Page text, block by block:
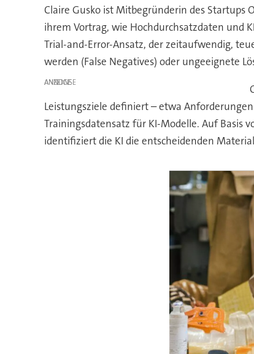
Claire Gusko ist Mitbegründerin des Startups
ihrem Vortrag, wie Hochdurchsatzdaten und
Trial-and-Error-Ansatz, der zeitaufwendig,
werden (False Negatives) oder ungeeignete
ANZEIGE
Leistungsziele definiert – etwa
Trainingsdatensatz für KI-Modelle. Auf Basis
identifiziert die KI die entscheidenden